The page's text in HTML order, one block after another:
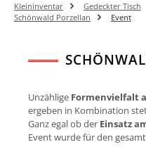
Kleininventar Gedeckter Tisch
Schönwald Porzellan
Event
Unzählige Formenvielfalt
ergeben in Kombination
Ganz egal ob der Einsatz
Event wurde für den